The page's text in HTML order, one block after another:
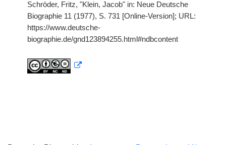
Schröder, Fritz, "Klein, Jacob" in: Neue Deutsche
Biographie 11 (1977), S. 731 [Online-Version]; URL:
https://www.deutsche-
biographie.de/gnd123894255.html#ndbcontent